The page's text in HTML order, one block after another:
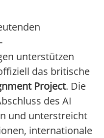
unterstützen
das britische
Project. Die
des AI
und unterstreicht
internationale